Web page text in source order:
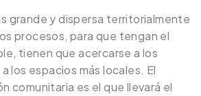
grande y dispersa territorialmente
procesos, para que tengan el
tienen que acercarse a los
los espacios más locales. El
comunitaria es el que llevará el